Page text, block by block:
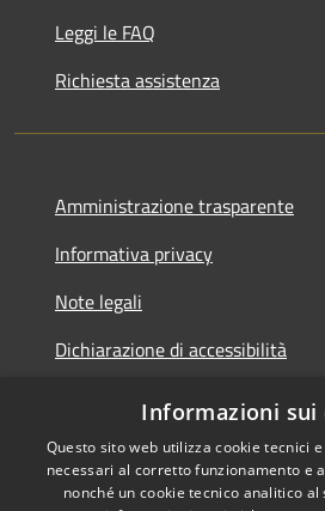
Leggi le FAQ
Richiesta assistenza
Amministrazione trasparente
Informativa privacy
Note legali
Dichiarazione di accessibilità
Dichiarazione di accessibilità
Informazioni sui
Questo sito web utilizza cookie tecnici
necessari al corretto funzionamento e
nonché un cookie tecnico analitico